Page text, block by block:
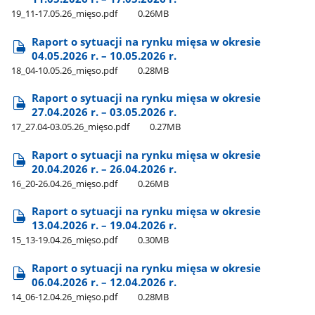
19​_11-17.05.26​_mięso.pdf 0.26MB
Raport o sytuacji na rynku mięsa w okresie
04.05.2026 r. – 10.05.2026 r.
18​_04-10.05.26​_mięso.pdf 0.28MB
Raport o sytuacji na rynku mięsa w okresie
27.04.2026 r. – 03.05.2026 r.
17​_27.04-03.05.26​_mięso.pdf 0.27MB
Raport o sytuacji na rynku mięsa w okresie
20.04.2026 r. – 26.04.2026 r.
16​_20-26.04.26​_mięso.pdf 0.26MB
Raport o sytuacji na rynku mięsa w okresie
13.04.2026 r. – 19.04.2026 r.
15​_13-19.04.26​_mięso.pdf 0.30MB
Raport o sytuacji na rynku mięsa w okresie
06.04.2026 r. – 12.04.2026 r.
14​_06-12.04.26​_mięso.pdf 0.28MB